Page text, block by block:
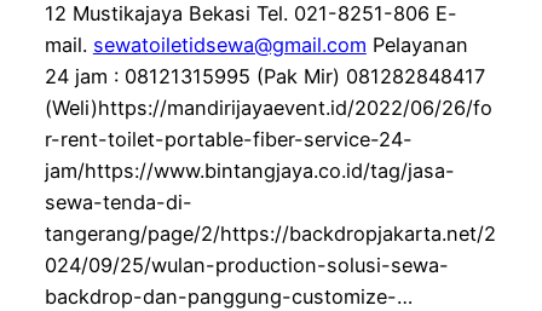
12 Mustikajaya Bekasi Tel. 021-8251-806 E-
mail. sewatoiletidsewa@gmail.com Pelayanan
24 jam : 08121315995 (Pak Mir) 081282848417
(Weli)https://mandirijayaevent.id/2022/06/26/fo
r-rent-toilet-portable-fiber-service-24-
jam/https://www.bintangjaya.co.id/tag/jasa-
sewa-tenda-di-
tangerang/page/2/https://backdropjakarta.net/2
024/09/25/wulan-production-solusi-sewa-
backdrop-dan-panggung-customize-…